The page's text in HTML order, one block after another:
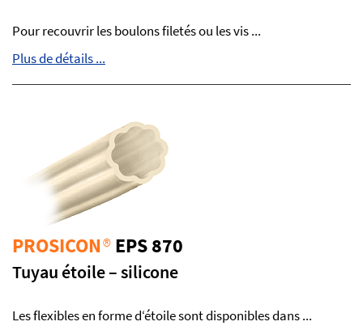
Pour recouvrir les boulons filetés ou les vis ...
Plus de détails ...
PROSICON®EPS 870
Tuyau étoile – silicone
Les flexibles en forme d‘étoile sont disponibles dans ...